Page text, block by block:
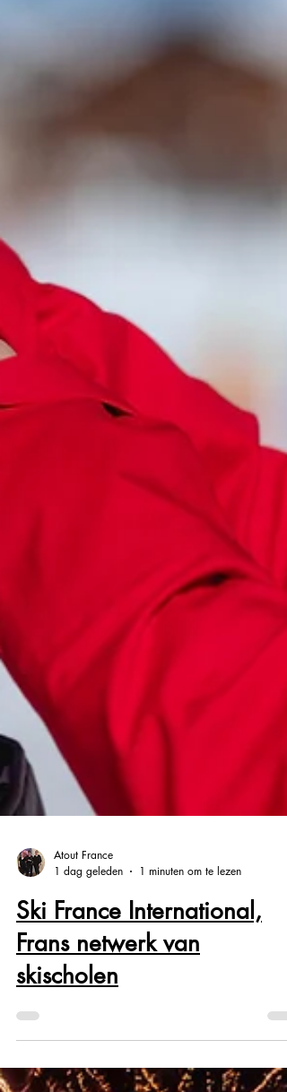
Atout France
1 dag geleden
1 minuten om te lezen
Ski France International,
Frans netwerk van
skischolen